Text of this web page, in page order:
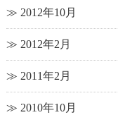
2012年10月
2012年2月
2011年2月
2010年10月